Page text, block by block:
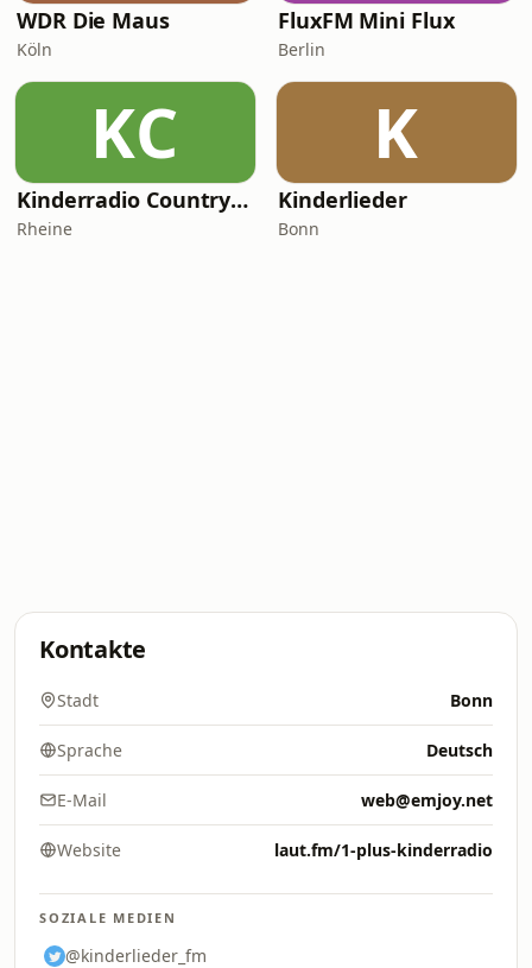
WDR Die Maus
Köln
FluxFM Mini Flux
Berlin
KC
Kinderradio Countrygirl
Rheine
K
Kinderlieder
Bonn
Kontakte
Stadt Bonn
Sprache Deutsch
E-Mail web@emjoy.net
Website laut.fm/1-plus-kinderradio
SOZIALE MEDIEN
@kinderlieder_fm